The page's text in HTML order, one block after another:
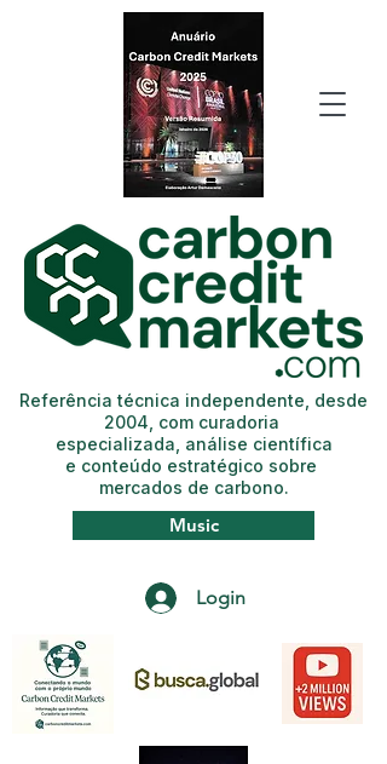
Login
Music
Referência técnica independente, desde
2004, com curadoria
especializada, análise científica
e conteúdo estratégico sobre
mercados de carbono.